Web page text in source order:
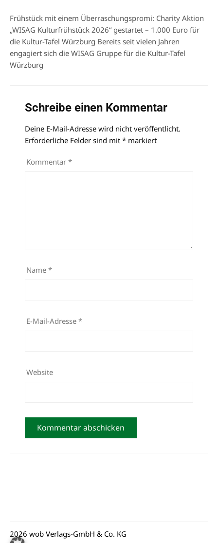
Frühstück mit einem Überraschungspromi: Charity Aktion
„WISAG Kulturfrühstück 2026“ gestartet – 1.000 Euro für
die Kultur-Tafel Würzburg Bereits seit vielen Jahren
engagiert sich die WISAG Gruppe für die Kultur-Tafel
Würzburg
Schreibe einen Kommentar
Deine E-Mail-Adresse wird nicht veröffentlicht.
Erforderliche Felder sind mit * markiert
Kommentar *
Name *
E-Mail-Adresse *
Website
Alternative:
2026 wob Verlags-GmbH & Co. KG